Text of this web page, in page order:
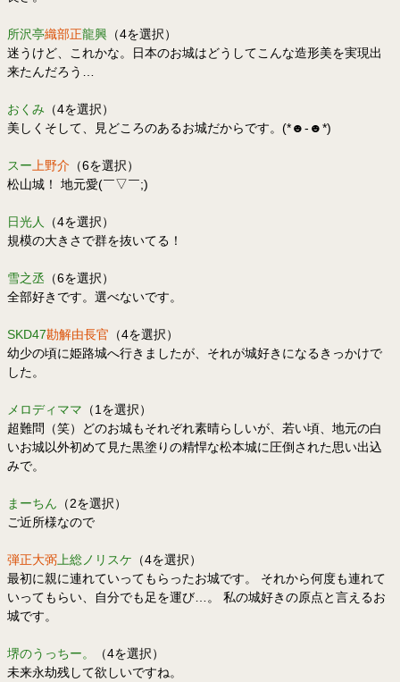
所沢亭織部正龍興 （4を選択）
迷うけど、これかな。日本のお城はどうしてこんな造形美を実現出
来たんだろう…
おくみ （4を選択）
美しくそして、見どころのあるお城だからです。(*☻-☻*)
スー 上野介 （6を選択）
松山城！ 地元愛(￣▽￣;)
日光人
（4を選択）
規模の大きさで群を抜いてる！
雪之丞 （6を選択）
全部好きです。選べないです。
SKD47勘解由長官 （4を選択）
幼少の頃に姫路城へ行きましたが、それが城好きになるきっかけで
した。
メロディママ （1を選択）
超難問（笑）どのお城もそれぞれ素晴らしいが、若い頃、地元の白
いお城以外初めて見た黒塗りの精悍な松本城に圧倒された思い出込
みで。
まーちん （2を選択）
ご近所様なので
弾正大弼 上総ノリスケ （4を選択）
最初に親に連れていってもらったお城です。 それから何度も連れて
いってもらい、自分でも足を運び…。 私の城好きの原点と言えるお
城です。
堺のうっちー。
（4を選択）
未来永劫残して欲しいですね。